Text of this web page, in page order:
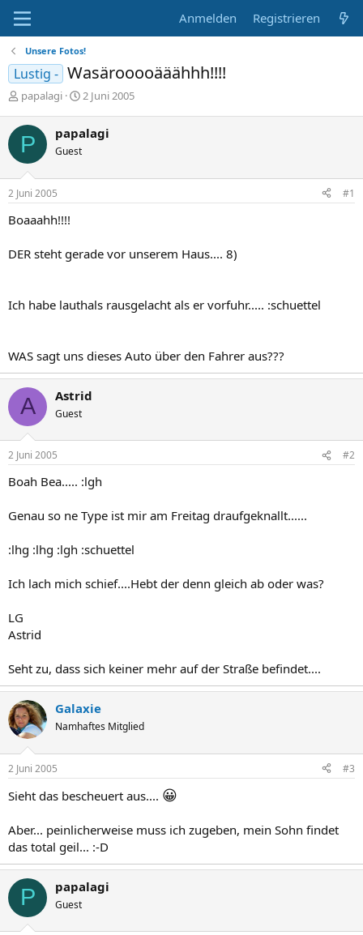
Anmelden Registrieren
Unsere Fotos!
Lustig - Wasärooooääähhh!!!!
E
s
t
e
l
l
e
papalagi
E
t
l
2 Juni 2005
P papalagi
Guest
2 Juni 2005 #1
Boaaahh!!!!
DER steht gerade vor unserem Haus.... 8)
Ich habe lauthals rausgelacht als er vorfuhr..... :schuettel
WAS sagt uns dieses Auto über den Fahrer aus???
A Astrid
Guest
2 Juni 2005 #2
Boah Bea..... :lgh
Genau so ne Type ist mir am Freitag draufgeknallt......
:lhg :lhg :lgh :schuettel
Ich lach mich schief....Hebt der denn gleich ab oder was?
LG
Astrid
Seht zu, dass sich keiner mehr auf der Straße befindet....
Galaxie
Namhaftes Mitglied
2 Juni 2005 #3
Sieht das bescheuert aus.... 😀
Aber... peinlicherweise muss ich zugeben, mein Sohn findet
das total geil... :-D
P papalagi
Guest